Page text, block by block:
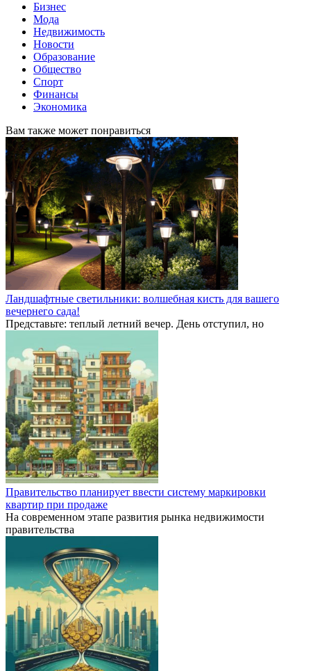
Бизнес
Мода
Недвижимость
Новости
Образование
Общество
Спорт
Финансы
Экономика
Вам также может понравиться
Ландшафтные светильники: волшебная кисть для вашего
вечернего сада!
Представьте: теплый летний вечер. День отступил, но
Правительство планирует ввести систему маркировки
квартир при продаже
На современном этапе развития рынка недвижимости
правительства